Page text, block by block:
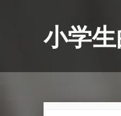
小学